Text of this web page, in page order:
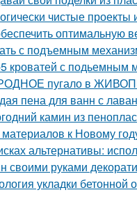
чистые проекты
оптимальную
с подъемным
кроватей с подьемным
пугало в
пена для ванн с
камин из
материалов к Новому
альтернативы:
своими руками
укладки бетонной